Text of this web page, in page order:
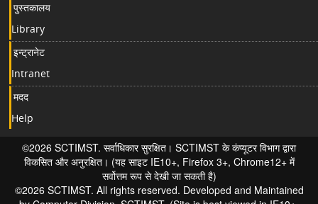
पुस्तकालय
Library
इन्ट्रानेट
Intranet
मदद
Help
©2026 SCTIMST. सर्वाधिकार सुरक्षित। SCTIMST के कंप्यूटर विभाग द्वारा
विकसित और अनुरक्षित। (यह साइट IE10+, Firefox 3+, Chrome12+ में
सर्वोत्तम रूप से देखी जा सकती है)
©2026 SCTIMST. All rights reserved. Developed and Maintained